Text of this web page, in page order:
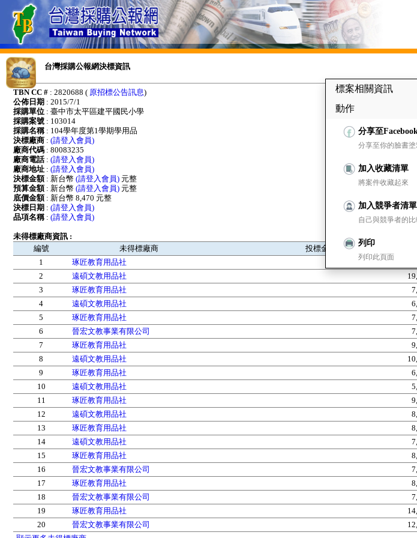
台灣採購公報網決標資訊
標案相關資訊
動作
分享至
分享至你的臉書
加入收藏清單
將案件收藏起來
加入競爭者清單
自己與競爭者的
列印
列印此頁面
TBN CC # : 2820688 ( 原招標公告訊息)
公佈日期 : 2015/7/1
採購單位 : 臺中市太平區建平國民小學
採購案號 : 103014
採購名稱: 104學年度第1學期學用品
決標廠商 : (請登入會員)
廠商代碼 : 80083235
廠商電話: (請登入會員)
廠商地址 : (請登入會員)
決標金額: 新台幣 (請登入會員) 元整
預算金額: 新台幣 (請登入會員) 元整
底價金額: 新台幣 8,470 元整
決標日期 : (請登入會員)
品項名稱: (請登入會員)
未得標廠商資訊 :
編號
未得標廠商
投標金額
1
琢匠教育用品社
2
遠碩文教用品社
3
琢匠教育用品社
4
遠碩文教用品社
5
琢匠教育用品社
6
晉宏文教事業有限公司
7
琢匠教育用品社
8
遠碩文教用品社
9
琢匠教育用品社
10
遠碩文教用品社
11
琢匠教育用品社
12
遠碩文教用品社
13
琢匠教育用品社
14
遠碩文教用品社
15
琢匠教育用品社
16
晉宏文教事業有限公司
17
琢匠教育用品社
18
晉宏文教事業有限公司
19
琢匠教育用品社
20
晉宏文教事業有限公司